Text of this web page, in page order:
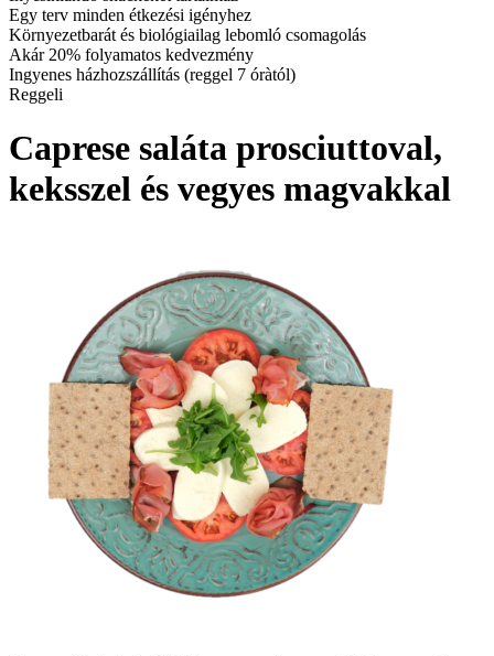
Egy terv minden étkezési igényhez
Környezetbarát és biológiailag lebomló csomagolás
Akár 20% folyamatos kedvezmény
Ingyenes házhozszállítás (reggel 7 óràtól)
Reggeli
Caprese saláta prosciuttoval,
keksszel és vegyes magvakkal